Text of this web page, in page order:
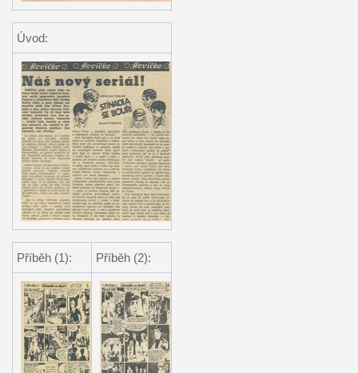
Úvod:
Příběh (1): Příběh (2):